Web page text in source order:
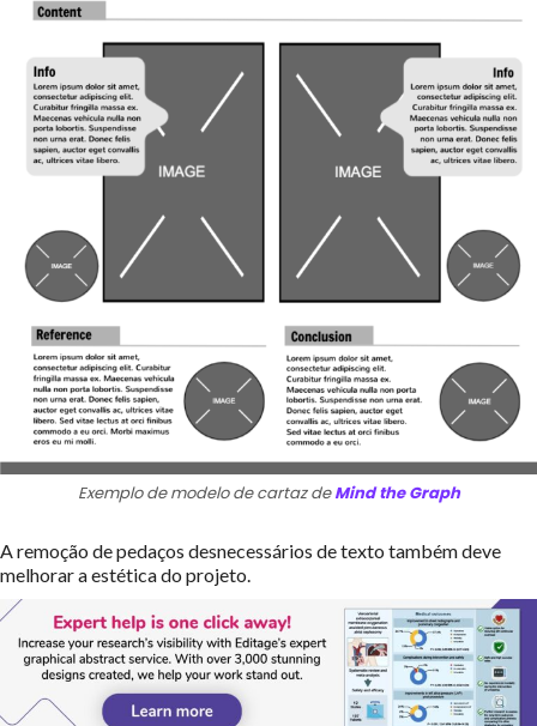
Exemplo de modelo de cartaz deMind the Graph
A remoção de pedaços desnecessários de texto também deve
melhorar a estética do projeto.